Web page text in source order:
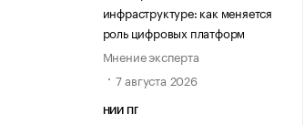
инфраструктуре: как меняется
роль цифровых платформ
Мнение эксперта
7 августа 2026
НИИ ПГ